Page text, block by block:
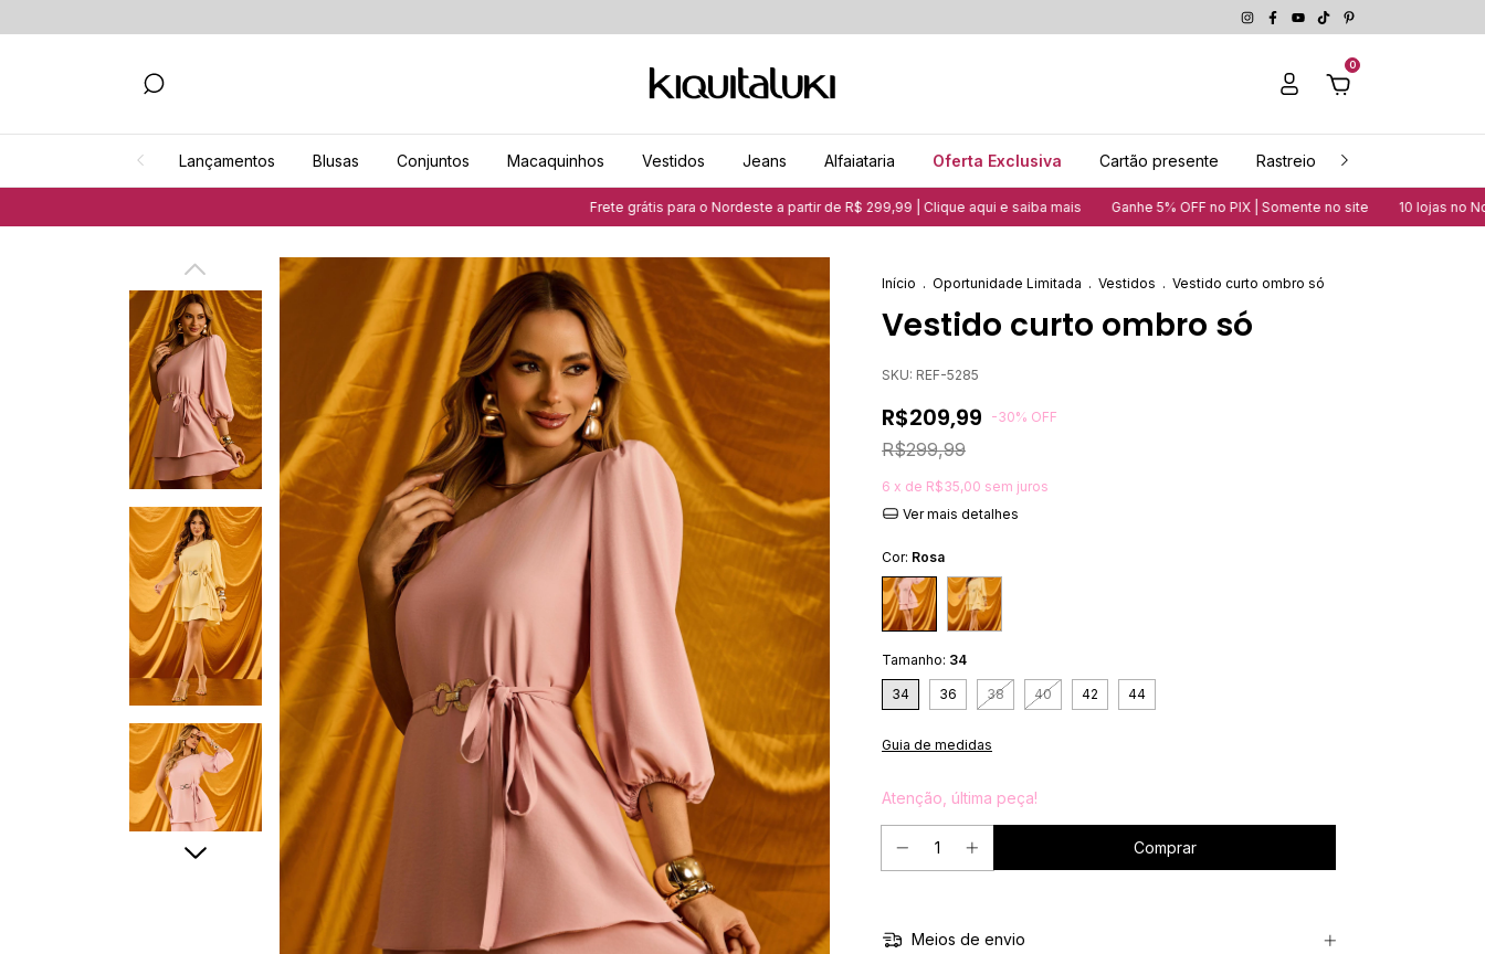
0
Lançamentos Blusas Conjuntos Macaquinhos Vestidos Jeans Alfaiataria Oferta Exclusiva Cartão presente Rastreio
Frete grátis para o Nordeste a partir de R$ 299,99 | Clique aqui e saiba mais Ganhe 5% OFF no PIX | Somente no site 10 lojas no Nordeste | Veja
Início . Oportunidade Limitada . Vestidos . Vestido curto ombro só
Vestido curto ombro só
SKU: REF-5285
R$209,99 -30% OFF
R$299,99
6 x de R$35,00 sem juros
Ver mais detalhes
Cor: Rosa
Tamanho: 34
34 36 38 40 42 44
Guia de medidas
Atenção, última peça!
Meios de envio